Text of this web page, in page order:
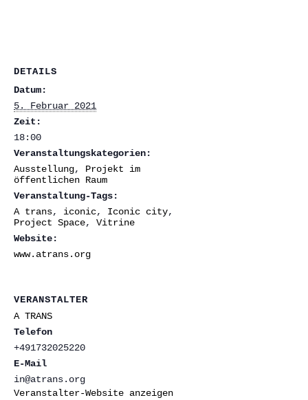
DETAILS
Datum:
5. Februar 2021
Zeit:
18:00
Veranstaltungskategorien:
Ausstellung, Projekt im
öffentlichen Raum
Veranstaltung-Tags:
A trans, iconic, Iconic city,
Project Space, Vitrine
Website:
www.atrans.org
VERANSTALTER
A TRANS
Telefon
+491732025220
E-Mail
in@atrans.org
Veranstalter-Website anzeigen